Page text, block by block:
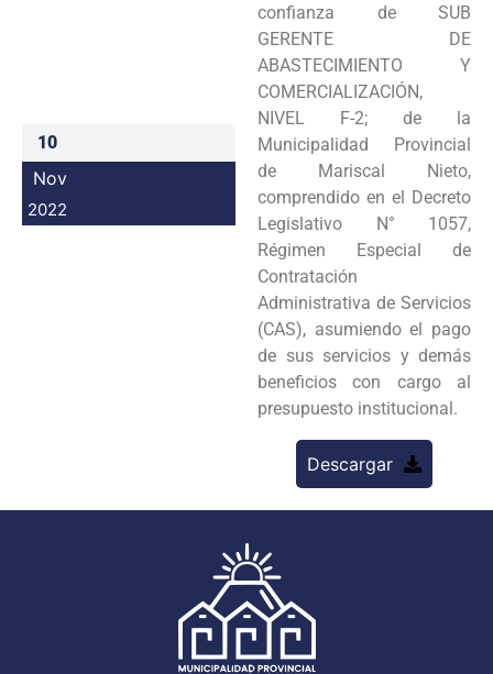
Intranet
10
Nov
2022
confianza de SUB
GERENTE DE
ABASTECIMIENTO Y
COMERCIALIZACIÓN,
NIVEL F-2; de la
Municipalidad Provincial
de Mariscal Nieto,
comprendido en el Decreto
Legislativo N° 1057,
Régimen Especial de
Contratación
Administrativa de Servicios
(CAS), asumiendo el pago
de sus servicios y demás
beneficios con cargo al
presupuesto institucional.
Descargar